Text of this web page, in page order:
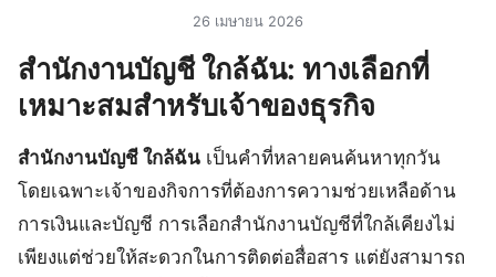
26 เมษายน 2026
สํานักงานบัญชี ใกล้ฉัน: ทางเลือกที่
เหมาะสมสำหรับเจ้าของธุรกิจ
สํานักงานบัญชี ใกล้ฉัน เป็นคำที่หลายคนค้นหาทุกวัน
โดยเฉพาะเจ้าของกิจการที่ต้องการความช่วยเหลือด้าน
การเงินและบัญชี การเลือกสำนักงานบัญชีที่ใกล้เคียงไม่
เพียงแต่ช่วยให้สะดวกในการติดต่อสื่อสาร แต่ยังสามารถ